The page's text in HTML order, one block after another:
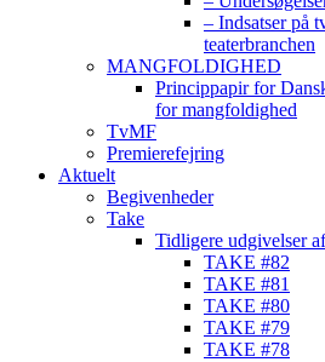
– Indsatser på
teaterbranchen
MANGFOLDIGHED
Princippapir for
for mangfoldighed
TvMF
Premierefejring
Aktuelt
Begivenheder
Take
Tidligere udgivelser
TAKE #82
TAKE #81
TAKE #80
TAKE #79
TAKE #78